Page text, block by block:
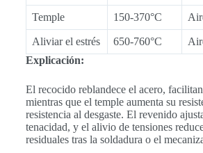
Temple 150-370°C
Aliviar el estrés 650-760°C
Explicación:
El recocido reblandece el acero,
mientras que el temple aumenta su
resistencia al desgaste. El revenido
tenacidad, y el alivio de tensiones
residuales tras la soldadura o el